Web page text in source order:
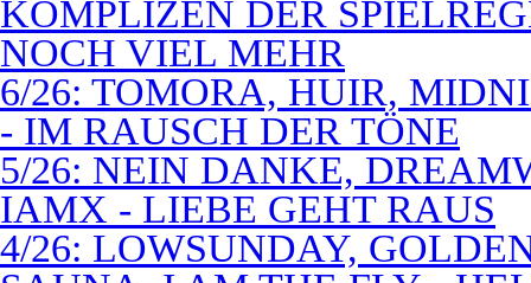
KOMPLIZEN DER
NOCH VIEL MEHR
6/26: TOMORA, HUIR,
- IM RAUSCH DER TÖNE
5/26: NEIN DANKE,
IAMX - LIEBE GEHT RAUS
4/26: LOWSUNDAY,